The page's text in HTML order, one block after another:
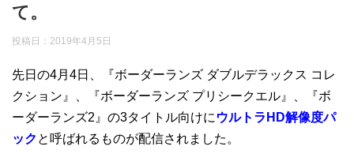
て。
投稿日： 2019年4月5日
先日の4月4日、『ボーダーランズ ダブルデラックス コレ
クション』、『ボーダーランズ プリシークエル』、『ボ
ーダーランズ2』の3タイトル向けに ウルトラHD解像度パ
ック と呼ばれるものが配信されました。